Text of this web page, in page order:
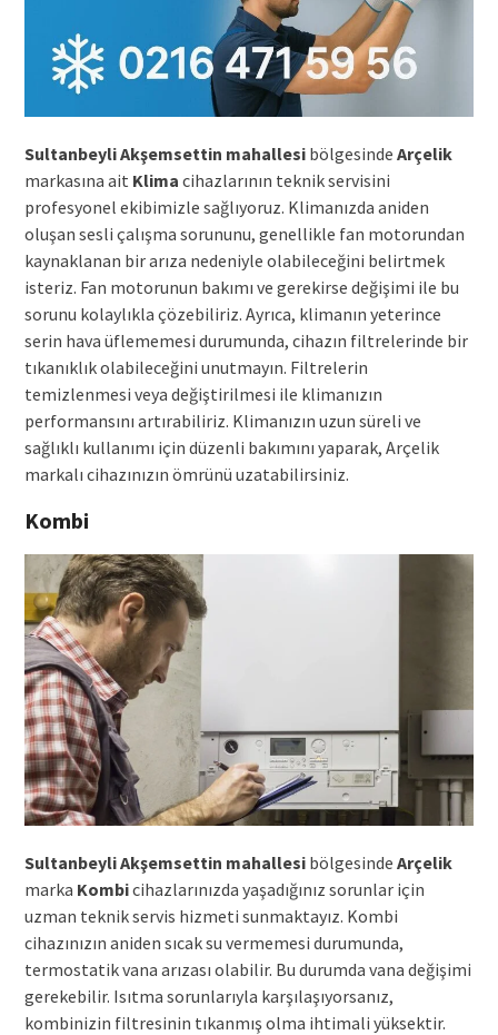
Sultanbeyli Akşemsettin mahallesibölgesinde Arçelik
markasına ait Klima cihazlarının teknik servisini
profesyonel ekibimizle sağlıyoruz. Klimanızda aniden
oluşan sesli çalışma sorununu, genellikle fan motorundan
kaynaklanan bir arıza nedeniyle olabileceğini belirtmek
isteriz. Fan motorunun bakımı ve gerekirse değişimi ile bu
sorunu kolaylıkla çözebiliriz. Ayrıca, klimanın yeterince
serin hava üflememesi durumunda, cihazın filtrelerinde bir
tıkanıklık olabileceğini unutmayın. Filtrelerin
temizlenmesi veya değiştirilmesi ile klimanızın
performansını artırabiliriz. Klimanızın uzun süreli ve
sağlıklı kullanımı için düzenli bakımını yaparak, Arçelik
markalı cihazınızın ömrünü uzatabilirsiniz.
Kombi
Sultanbeyli Akşemsettin mahallesibölgesinde Arçelik
marka Kombicihazlarınızda yaşadığınız sorunlar için
uzman teknik servis hizmeti sunmaktayız. Kombi
cihazınızın aniden sıcak su vermemesi durumunda,
termostatik vana arızası olabilir. Bu durumda vana değişimi
gerekebilir. Isıtma sorunlarıyla karşılaşıyorsanız,
kombinizin filtresinin tıkanmış olma ihtimali yüksektir.